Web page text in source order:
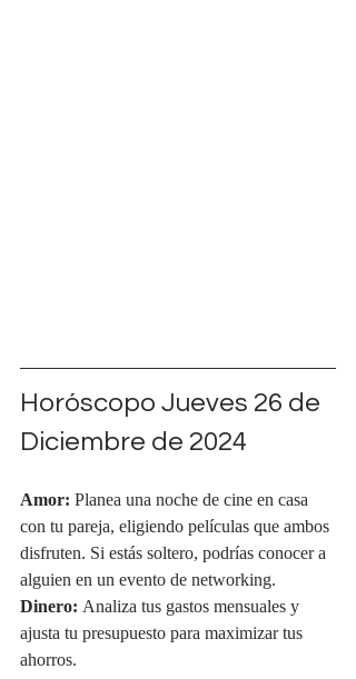
Horóscopo Jueves 26 de
Diciembre de 2024
Amor: Planea una noche de cine en casa
con tu pareja, eligiendo películas que ambos
disfruten. Si estás soltero, podrías conocer a
alguien en un evento de networking.
Dinero: Analiza tus gastos mensuales y
ajusta tu presupuesto para maximizar tus
ahorros.